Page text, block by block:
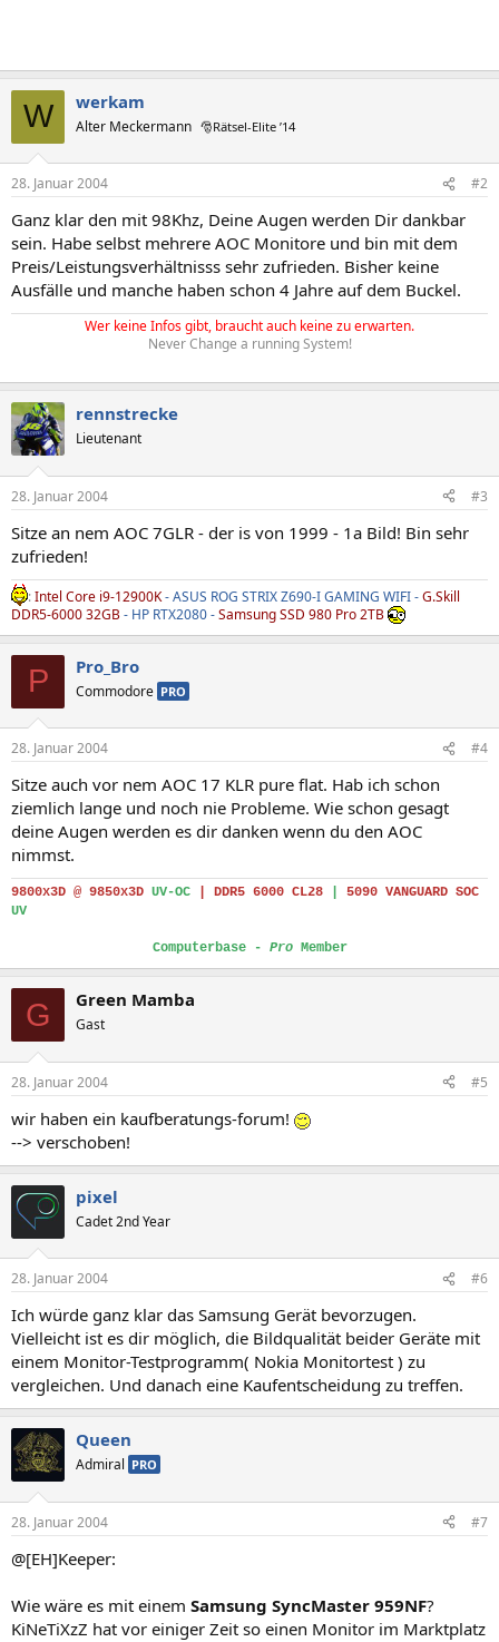
W werkam
Alter Meckermann 🎅Rätsel-Elite ’14
28. Januar 2004 #2
Ganz klar den mit 98Khz, Deine Augen werden Dir dankbar
sein. Habe selbst mehrere AOC Monitore und bin mit dem
Preis/Leistungsverhältnisss sehr zufrieden. Bisher keine
Ausfälle und manche haben schon 4 Jahre auf dem Buckel.
Wer keine Infos gibt, braucht auch keine zu erwarten.
Never Change a running System!
rennstrecke
Lieutenant
28. Januar 2004 #3
Sitze an nem AOC 7GLR - der is von 1999 - 1a Bild! Bin sehr
zufrieden!
:Intel Core i9-12900K- ASUS ROG STRIX Z690-I GAMING WIFI -G.Skill
DDR5-6000 32GB- HP RTX2080 -Samsung SSD 980 Pro 2TB
P Pro_Bro
Commodore PRO
28. Januar 2004 #4
Sitze auch vor nem AOC 17 KLR pure flat. Hab ich schon
ziemlich lange und noch nie Probleme. Wie schon gesagt
deine Augen werden es dir danken wenn du den AOC
nimmst.
9800x3D @ 9850x3D UV-OC DDR5 6000 CL28
5090 VANGUARD SOC
UV
Computerbase - ProMember
G Green Mamba
Gast
28. Januar 2004 #5
wir haben ein kaufberatungs-forum!
--> verschoben!
pixel
Cadet 2nd Year
28. Januar 2004 #6
Ich würde ganz klar das Samsung Gerät bevorzugen.
Vielleicht ist es dir möglich, die Bildqualität beider Geräte mit
einem Monitor-Testprogramm( Nokia Monitortest ) zu
vergleichen. Und danach eine Kaufentscheidung zu treffen.
Queen
Admiral PRO
28. Januar 2004 #7
@[EH]Keeper:
Wie wäre es mit einem Samsung SyncMaster 959NF?
KiNeTiXzZ hat vor einiger Zeit so einen Monitor im Marktplatz